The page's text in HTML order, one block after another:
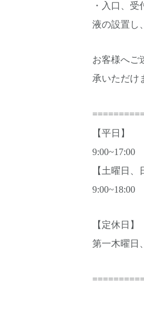
・入口、
液の設置し
お客様へご
承いただけ
【平日】
9:00~17:00
【土曜日、
9:00~18:00
【定休日】
第一木曜日